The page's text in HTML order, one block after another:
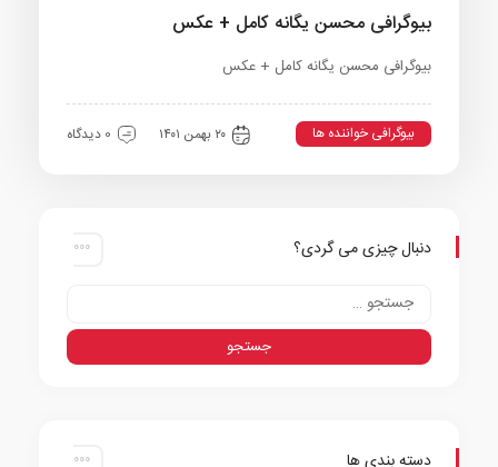
بیوگرافی محسن یگانه کامل + عکس
بیوگرافی محسن یگانه کامل + عکس
بیوگرافی خواننده ها ۲۰ بهمن ۱۴۰۱ 0 دیدگاه
دنبال چیزی می گردی؟